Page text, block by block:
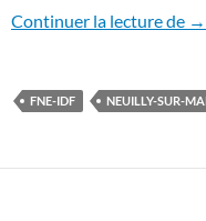
Continuer la lecture de →
FNE-IDF NEUILLY-SUR-